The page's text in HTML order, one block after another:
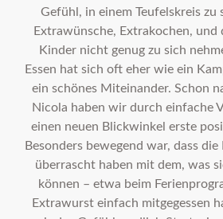
Gefühl, in einem Teufelskreis zu
Extrawünsche, Extrakochen, und
Kinder nicht genug zu sich
Essen hat sich oft eher wie ein
ein schönes Miteinander. Schon
Nicola haben wir durch einfache
einen neuen Blickwinkel erste
Besonders bewegend war, dass
überrascht haben mit dem, was
können – etwa beim
Extrawurst einfach mitgegessen